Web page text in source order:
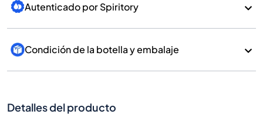
Autenticado por Spiritory
Condición de la botella y embalaje
Detalles del producto